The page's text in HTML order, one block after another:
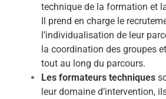
technique de la formation et
Il prend en charge le
l’individualisation de leur
la coordination des groupes
tout au long du parcours.
Les formateurs techniques
leur domaine d’intervention,